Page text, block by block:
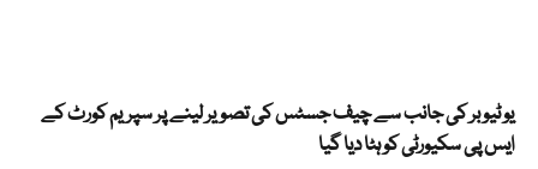
یو ٹیوبر کی جانب سے چیف جسٹس کی تصویر لینے پر سپریم کورٹ کے
ایس پی سکیورٹی کو ہٹا دیا گیا